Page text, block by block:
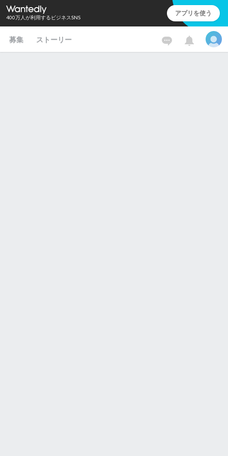
400万人が利用するビジネスSNS アプリを使う
募集 ストーリー